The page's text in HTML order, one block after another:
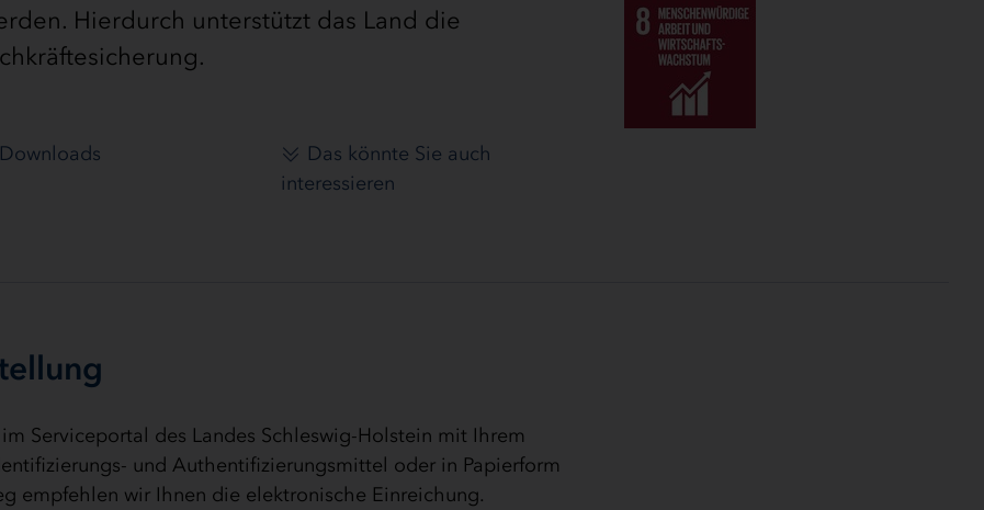
Hierdurch unterstützt das Land die
Downloads
Das könnte Sie auch
interessieren
Serviceportal des Landes Schleswig-Holstein mit Ihrem
und Authentifizierungsmittel oder in Papierform
empfehlen wir Ihnen die elektronische Einreichung.